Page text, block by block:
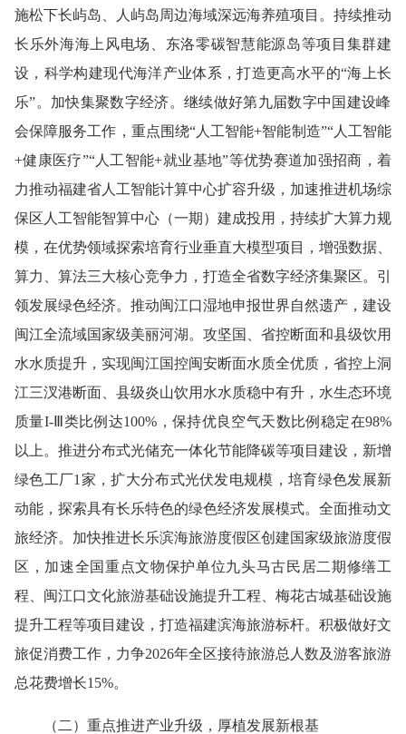
施松下长屿岛、人屿岛周边海域深远海养殖项目。持续推动
长乐外海海上风电场、东洛零碳智慧能源岛等项目集群建
设，科学构建现代海洋产业体系，打造更高水平的“海上长
乐”。 加快集聚数字经济。 继续做好第九届数字中国建设峰
会保障服务工作，重点围绕“人工智能+智能制造”“人工智能
+健康医疗”“人工智能+就业基地”等优势赛道加强招商，着
力推动福建省人工智能计算中心扩容升级，加速推进机场综
保区人工智能智算中心（一期）建成投用，持续扩大算力规
模，在优势领域探索培育行业垂直大模型项目，增强数据、
算力、算法三大核心竞争力，打造全省数字经济集聚区。 引
领发展绿色经济。 推动闽江口湿地申报世界自然遗产，建设
闽江全流域国家级美丽河湖。攻坚国、省控断面和县级饮用
水水质提升，实现闽江国控闽安断面水质全优质，省控上洞
江三汊港断面、县级炎山饮用水水质稳中有升，水生态环境
质量I-Ⅲ类比例达100%，保持优良空气天数比例稳定在98%
以上。推进分布式光储充一体化节能降碳等项目建设，新增
绿色工厂1家，扩大分布式光伏发电规模，培育绿色发展新
动能，探索具有长乐特色的绿色经济发展模式。 全面推动文
旅经济。 加快推进长乐滨海旅游度假区创建国家级旅游度假
区，加速全国重点文物保护单位九头马古民居二期修缮工
程、闽江口文化旅游基础设施提升工程、梅花古城基础设施
提升工程等项目建设，打造福建滨海旅游标杆。积极做好文
旅促消费工作，力争2026年全区接待旅游总人数及游客旅游
总花费增长15%。
（ 二 ） 重点推进产业升级，厚植发展新根基